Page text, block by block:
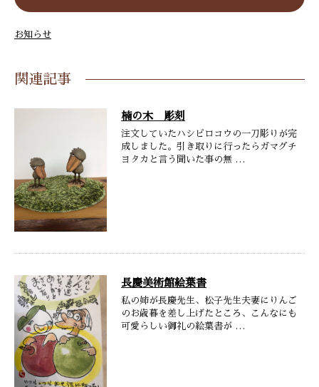
お知らせ
関連記事
楠の木 彫刻
注文していたハシビロコウの一刀彫りが完
成しました。引き取りに行ったらガマグチ
ヨタカと言う聞いた事の無 …
長慶美術館絵葉書
私の姉が長慶先生、松子先生夫妻にりんご
のお歳暮を差し上げたところ、こんなにも
可愛らしい御礼の絵葉書が …